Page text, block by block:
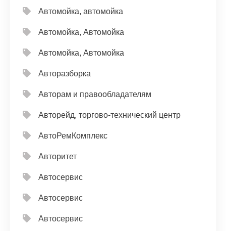
Автомойка, автомойка
Автомойка, Автомойка
Автомойка, Автомойка
Авторазборка
Авторам и правообладателям
Авторейд, торгово-технический центр
АвтоРемКомплекс
Авторитет
Автосервис
Автосервис
Автосервис